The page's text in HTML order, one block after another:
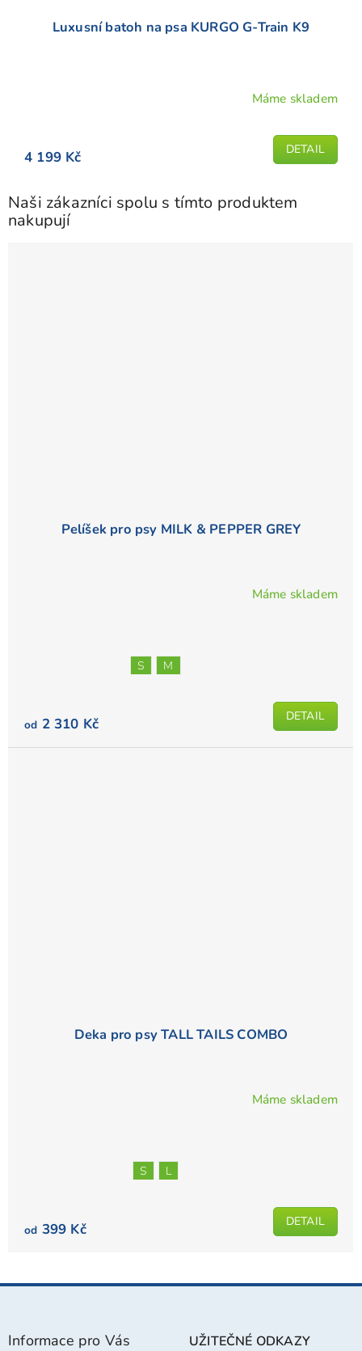
Luxusní batoh na psa KURGO G-Train K9
je
5
hvězdiček.
Máme skladem
4 199 Kč DETAIL
Naši zákazníci spolu s tímto produktem
nakupují
Pelíšek pro psy MILK & PEPPER GREY
Máme skladem
od 2 310 Kč DETAIL
S M
Deka pro psy TALL TAILS COMBO
hvězdiček.
Máme skladem
od 399 Kč DETAIL
S L
Z
Informace pro Vás UŽITEČNÉ ODKAZY